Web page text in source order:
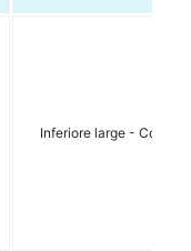
Inferiore large - Conf.